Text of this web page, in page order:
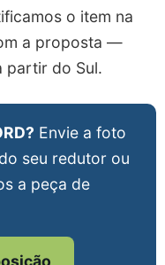
o item na
a proposta —
partir do Sul.
Envie a foto
seu redutor ou
a peça de